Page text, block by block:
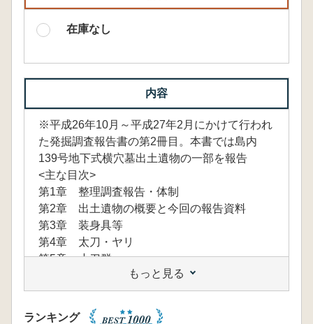
在庫なし
内容
※平成26年10月～平成27年2月にかけて行われ
た発掘調査報告書の第2冊目。本書では島内
139号地下式横穴墓出土遺物の一部を報告
<主な目次>
第1章 整理調査報告・体制
第2章 出土遺物の概要と今回の報告資料
第3章 装身具等
第4章 太刀・ヤリ
第5章 小刀群
第7章 分析・研究
第8章 本報告出土遺物に関する成果のまとめ
もっと見る
ランキング